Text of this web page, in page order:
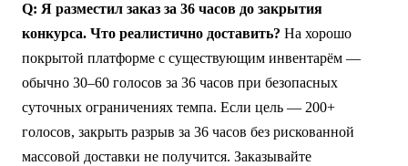
Q: Я разместил заказ за 36 часов до закрытия
конкурса. Что реалистично доставить? На хорошо
покрытой платформе с существующим инвентарём —
обычно 30–60 голосов за 36 часов при безопасных
суточных ограничениях темпа. Если цель — 200+
голосов, закрыть разрыв за 36 часов без рискованной
массовой доставки не получится. Заказывайте